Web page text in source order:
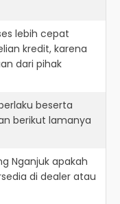
lebih cepat
kredit, karena
dari pihak
beserta
berikut lamanya
Nganjuk apakah
di dealer atau